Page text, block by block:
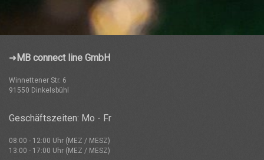
➜ MB connect line GmbH
Winnettener Str. 6
91550 Dinkelsbühl
Geschäftszeiten: Mo - Fr
08:00 - 12:00 Uhr (MEZ / MESZ)
13:00 - 17:00 Uhr (MEZ / MESZ)